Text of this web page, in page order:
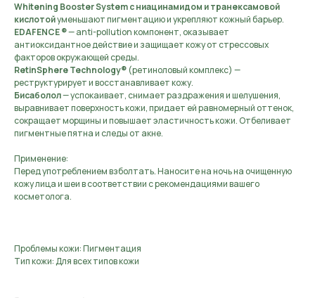
Whitening Booster System с ниацинамидом и транексамовой
кислотойуменьшают пигментацию и укрепляют кожный барьер.
EDAFENCE ®— anti-pollution компонент, оказывает
антиоксидантное действие и защищает кожу от стрессовых
факторов окружающей среды.
RetinSphere Technology®(ретиноловый комплекс) —
реструктурирует и восстанавливает кожу.
Бисаболол— успокаивает, снимает раздражения и шелушения,
выравнивает поверхность кожи, придает ей равномерный оттенок,
сокращает морщины и повышает эластичность кожи. Отбеливает
пигментные пятна и следы от акне.
Применение:
Перед употреблением взболтать. Наносите на ночь на очищенную
кожу лица и шеи в соответствии с рекомендациями вашего
косметолога.
Проблемы кожи: Пигментация
Тип кожи: Для всех типов кожи